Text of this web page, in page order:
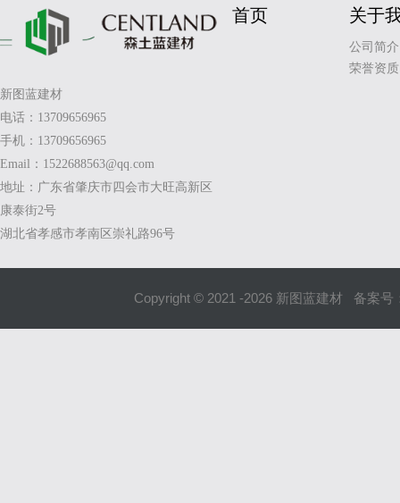
新图蓝建材
电话：13709656965
手机：13709656965
Email：1522688563@qq.com
地址：广东省肇庆市四会市大旺高新区
康泰街2号
湖北省孝感市孝南区崇礼路96号
首页 关于
公司简介
荣誉资质
Copyright © 2021 -2026 新图蓝建材 备案号